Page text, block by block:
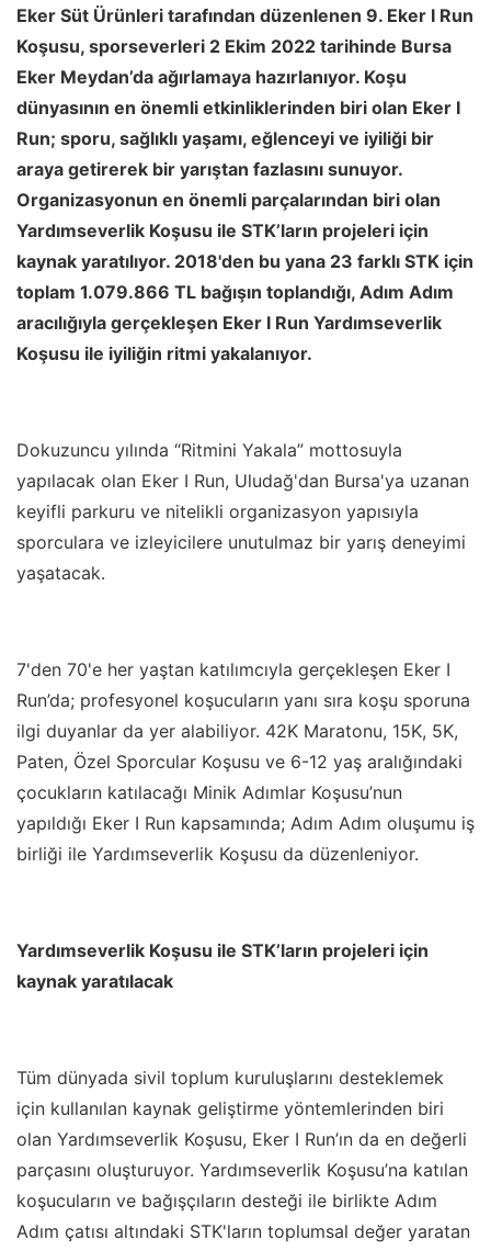
Eker Süt Ürünleri tarafından düzenlenen 9. Eker I Run
Koşusu, sporseverleri 2 Ekim 2022 tarihinde Bursa
Eker Meydan’da ağırlamaya hazırlanıyor. Koşu
dünyasının en önemli etkinliklerinden biri olan Eker I
Run; sporu, sağlıklı yaşamı, eğlenceyi ve iyiliği bir
araya getirerek bir yarıştan fazlasını sunuyor.
Organizasyonun en önemli parçalarından biri olan
Yardımseverlik Koşusu ile STK’ların projeleri için
kaynak yaratılıyor. 2018'den bu yana 23 farklı STK için
toplam 1.079.866 TL bağışın toplandığı, Adım Adım
aracılığıyla gerçekleşen Eker I Run Yardımseverlik
Koşusu ile iyiliğin ritmi yakalanıyor.
Dokuzuncu yılında “Ritmini Yakala” mottosuyla
yapılacak olan Eker I Run, Uludağ'dan Bursa'ya uzanan
keyifli parkuru ve nitelikli organizasyon yapısıyla
sporculara ve izleyicilere unutulmaz bir yarış deneyimi
yaşatacak.
7'den 70'e her yaştan katılımcıyla gerçekleşen Eker I
Run’da; profesyonel koşucuların yanı sıra koşu sporuna
ilgi duyanlar da yer alabiliyor. 42K Maratonu, 15K, 5K,
Paten, Özel Sporcular Koşusu ve 6-12 yaş aralığındaki
çocukların katılacağı Minik Adımlar Koşusu’nun
yapıldığı Eker I Run kapsamında; Adım Adım oluşumu iş
birliği ile Yardımseverlik Koşusu da düzenleniyor.
Yardımseverlik Koşusu ile STK’ların projeleri için
kaynak yaratılacak
Tüm dünyada sivil toplum kuruluşlarını desteklemek
için kullanılan kaynak geliştirme yöntemlerinden biri
olan Yardımseverlik Koşusu, Eker I Run’ın da en değerli
parçasını oluşturuyor. Yardımseverlik Koşusu’na katılan
koşucuların ve bağışçıların desteği ile birlikte Adım
Adım çatısı altındaki STK'ların toplumsal değer yaratan